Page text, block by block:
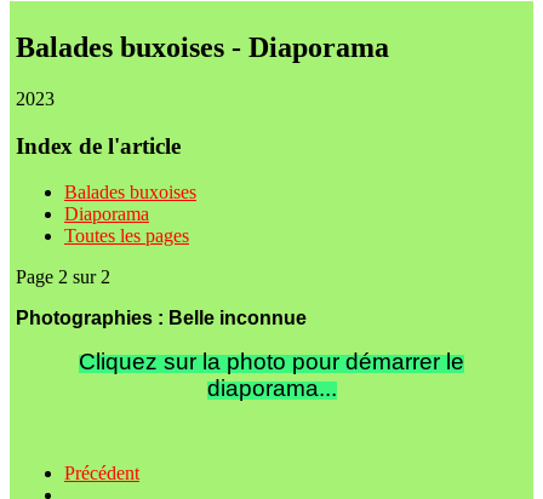
Balades buxoises - Diaporama
2023
Index de l'article
Balades buxoises
Diaporama
Toutes les pages
Page 2 sur 2
Photographies : Belle inconnue
Cliquez sur la photo pour démarrer le
diaporama...
Précédent